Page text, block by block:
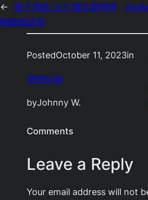
←
親子景點 台北 國立臺灣博
物館鐵道部
PostedOctober 11, 2023in
硬體玩物
byJohnny W.
Comments
Leave a Reply
Your email address will not